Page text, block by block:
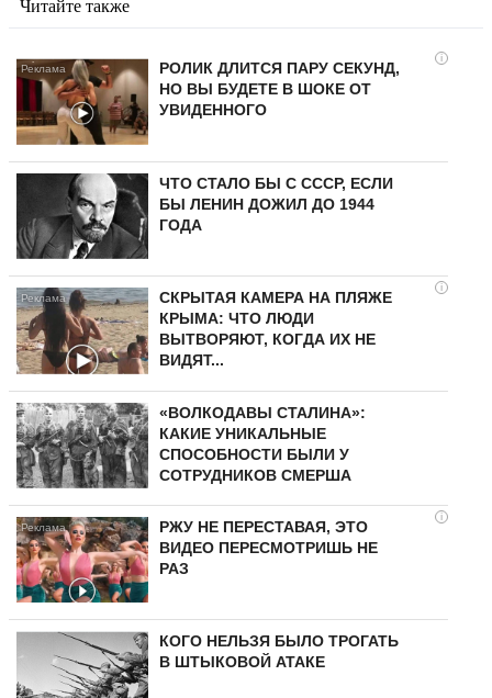
Читайте также
i
РОЛИК ДЛИТСЯ ПАРУ СЕКУНД,
НО ВЫ БУДЕТЕ В ШОКЕ ОТ
УВИДЕННОГО
ЧТО СТАЛО БЫ С СССР, ЕСЛИ
БЫ ЛЕНИН ДОЖИЛ ДО 1944
ГОДА
i
СКРЫТАЯ КАМЕРА НА ПЛЯЖЕ
КРЫМА: ЧТО ЛЮДИ
ВЫТВОРЯЮТ, КОГДА ИХ НЕ
ВИДЯТ...
«ВОЛКОДАВЫ СТАЛИНА»:
КАКИЕ УНИКАЛЬНЫЕ
СПОСОБНОСТИ БЫЛИ У
СОТРУДНИКОВ СМЕРША
i
РЖУ НЕ ПЕРЕСТАВАЯ, ЭТО
ВИДЕО ПЕРЕСМОТРИШЬ НЕ
РАЗ
КОГО НЕЛЬЗЯ БЫЛО ТРОГАТЬ
В ШТЫКОВОЙ АТАКЕ